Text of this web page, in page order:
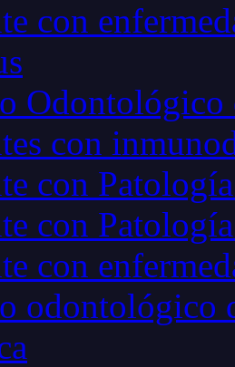
con
Odontológico
con
con
con
con
odontológico